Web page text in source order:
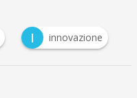
I innovazione